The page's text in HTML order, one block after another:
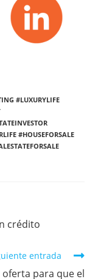
#LUXURYLIFE
#HOUSEFORSALE
crédito
entrada
oferta para que el